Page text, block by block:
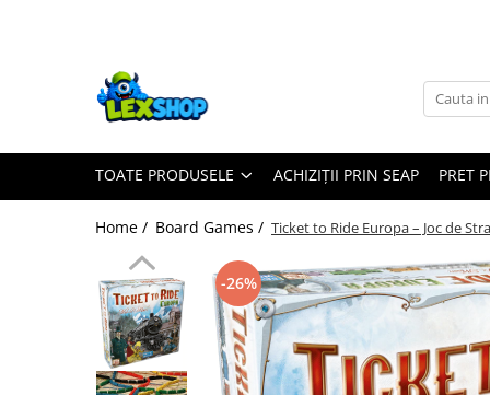
Toate Produsele
Board Games
Board Games
Extensii card games
Jocuri pentru toata familia
Party Games (jocuri de petrecere)
Jocuri pentru copii
TOATE PRODUSELE ACHIZIȚII PRIN SEAP PRET
Home / Board Games / Ticket to Ride Europa – Joc de
-26%